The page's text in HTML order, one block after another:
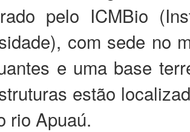
pelo ICMBio
com sede no
e uma base
estão
rio Apuaú.